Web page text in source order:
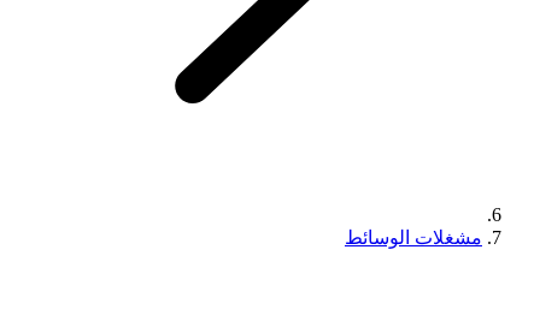
مشغلات الوسائط